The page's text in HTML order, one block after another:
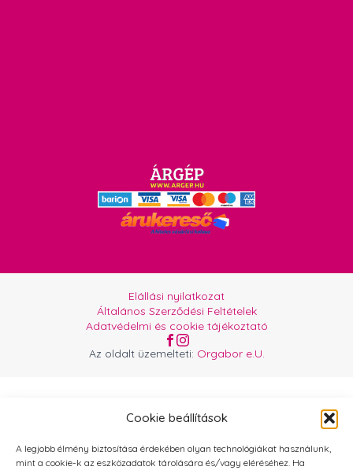
Cookie beállítások
A legjobb élmény biztosítása érdekében olyan technológiákat használunk,
mint a cookie-k az eszközadatok tárolására és/vagy eléréséhez. Ha
Az oldalt üzemelteti: Orgabor e.U.
Elállási nyilatkozat
Általános Szerződési Feltételek
Adatvédelmi és cookie tájékoztató